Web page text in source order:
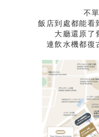
不
飯店到處都能看
大廳還原了
連飲水機都復